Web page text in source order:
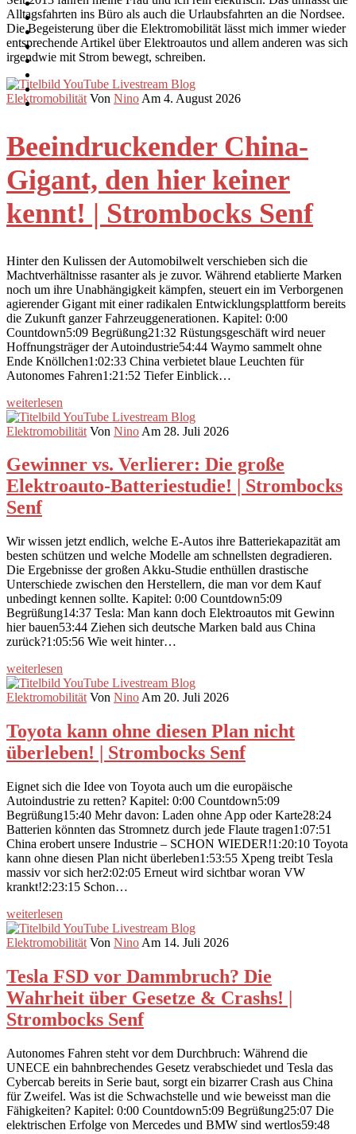
Alltagsfahrten ins Büro als auch die Urlaubsfahrten an die Nordsee.
Die Begeisterung über die Elektromobilität lässt mich immer wieder
entsprechende Artikel über Elektroautos und allem anderen was sich
irgendwie mit Strom bewegt, schreiben.
Elektromobilität Von Nino Am 4. August 2026
Beeindruckender China-
Gigant, den hier keiner
kennt! | Strombocks Senf
Hinter den Kulissen der Automobilwelt verschieben sich die
Machtverhältnisse rasanter als je zuvor. Während etablierte Marken
noch um ihre Unabhängigkeit kämpfen, steuert ein im Verborgenen
agierender Gigant mit einer radikalen Entwicklungsplattform bereits
die Zukunft ganzer Fahrzeuggenerationen. Kapitel: 0:00
Countdown5:09 Begrüßung21:32 Rüstungsgeschäft wird neuer
Hoffnungsträger der Autoindustrie54:44 Waymo sammelt ohne
Ende Knöllchen1:02:33 China verbietet blaue Leuchten für
Autonomes Fahren1:21:52 Tiefer Einblick…
weiterlesen
Elektromobilität Von Nino Am 28. Juli 2026
Gewinner vs. Verlierer: Die große
Elektroauto-Batteriestudie! | Strombocks
Senf
Wir wissen jetzt endlich, welche E-Autos ihre Batteriekapazität am
besten schützen und welche Modelle am schnellsten degradieren.
Die Ergebnisse der großen Akku-Studie enthüllen drastische
Unterschiede zwischen den Herstellern, die man vor dem Kauf
unbedingt kennen sollte. Kapitel: 0:00 Countdown5:09
Begrüßung14:37 Tesla: Man kann doch Elektroautos mit Gewinn
hier bauen53:44 Ziehen sich deutsche Marken bald aus China
zurück?1:05:56 Wie weit hinter…
weiterlesen
Elektromobilität Von Nino Am 20. Juli 2026
Toyota kann ohne diesen Plan nicht
überleben! | Strombocks Senf
Eignet sich die Idee von Toyota auch um die europäische
Autoindustrie zu retten? Kapitel: 0:00 Countdown5:09
Begrüßung15:40 Mehr davon: Laden ohne App oder Karte28:24
Batterien könnten das Stromnetz durch jede Flaute tragen1:07:51
China erobert unsere Industrie – SCHON WIEDER!1:20:10 Toyota
kann ohne diesen Plan nicht überleben1:53:55 Xpeng treibt Tesla
massiv vor sich her2:02:05 Erneut wird sichtbar woran VW
krankt!2:23:15 Schon…
weiterlesen
Elektromobilität Von Nino Am 14. Juli 2026
Tesla FSD vor Dammbruch? Die
Wahrheit über Gesetze & Crashs! |
Strombocks Senf
Autonomes Fahren steht vor dem Durchbruch: Während die
UNECE ein bahnbrechendes Gesetz verabschiedet und Tesla das
Cybercab bereits in Serie baut, sorgt ein bizarrer Crash aus China
für Zweifel. Was ist die Schwachstelle und wie beweisst man die
Fähigkeiten? Kapitel: 0:00 Countdown5:09 Begrüßung25:07 Die
elektrischen Erfolge von Mercedes und BMW sind wertlos59:48